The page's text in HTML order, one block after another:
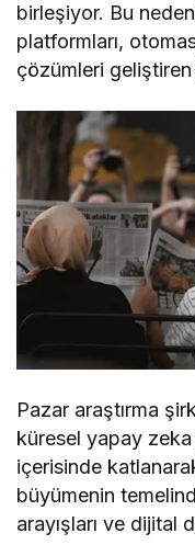
birleşiyor. Bu
platformları,
çözümleri
Pazar araştırma
küresel yapay zeka
içerisinde
büyümenin
arayışları ve dijital